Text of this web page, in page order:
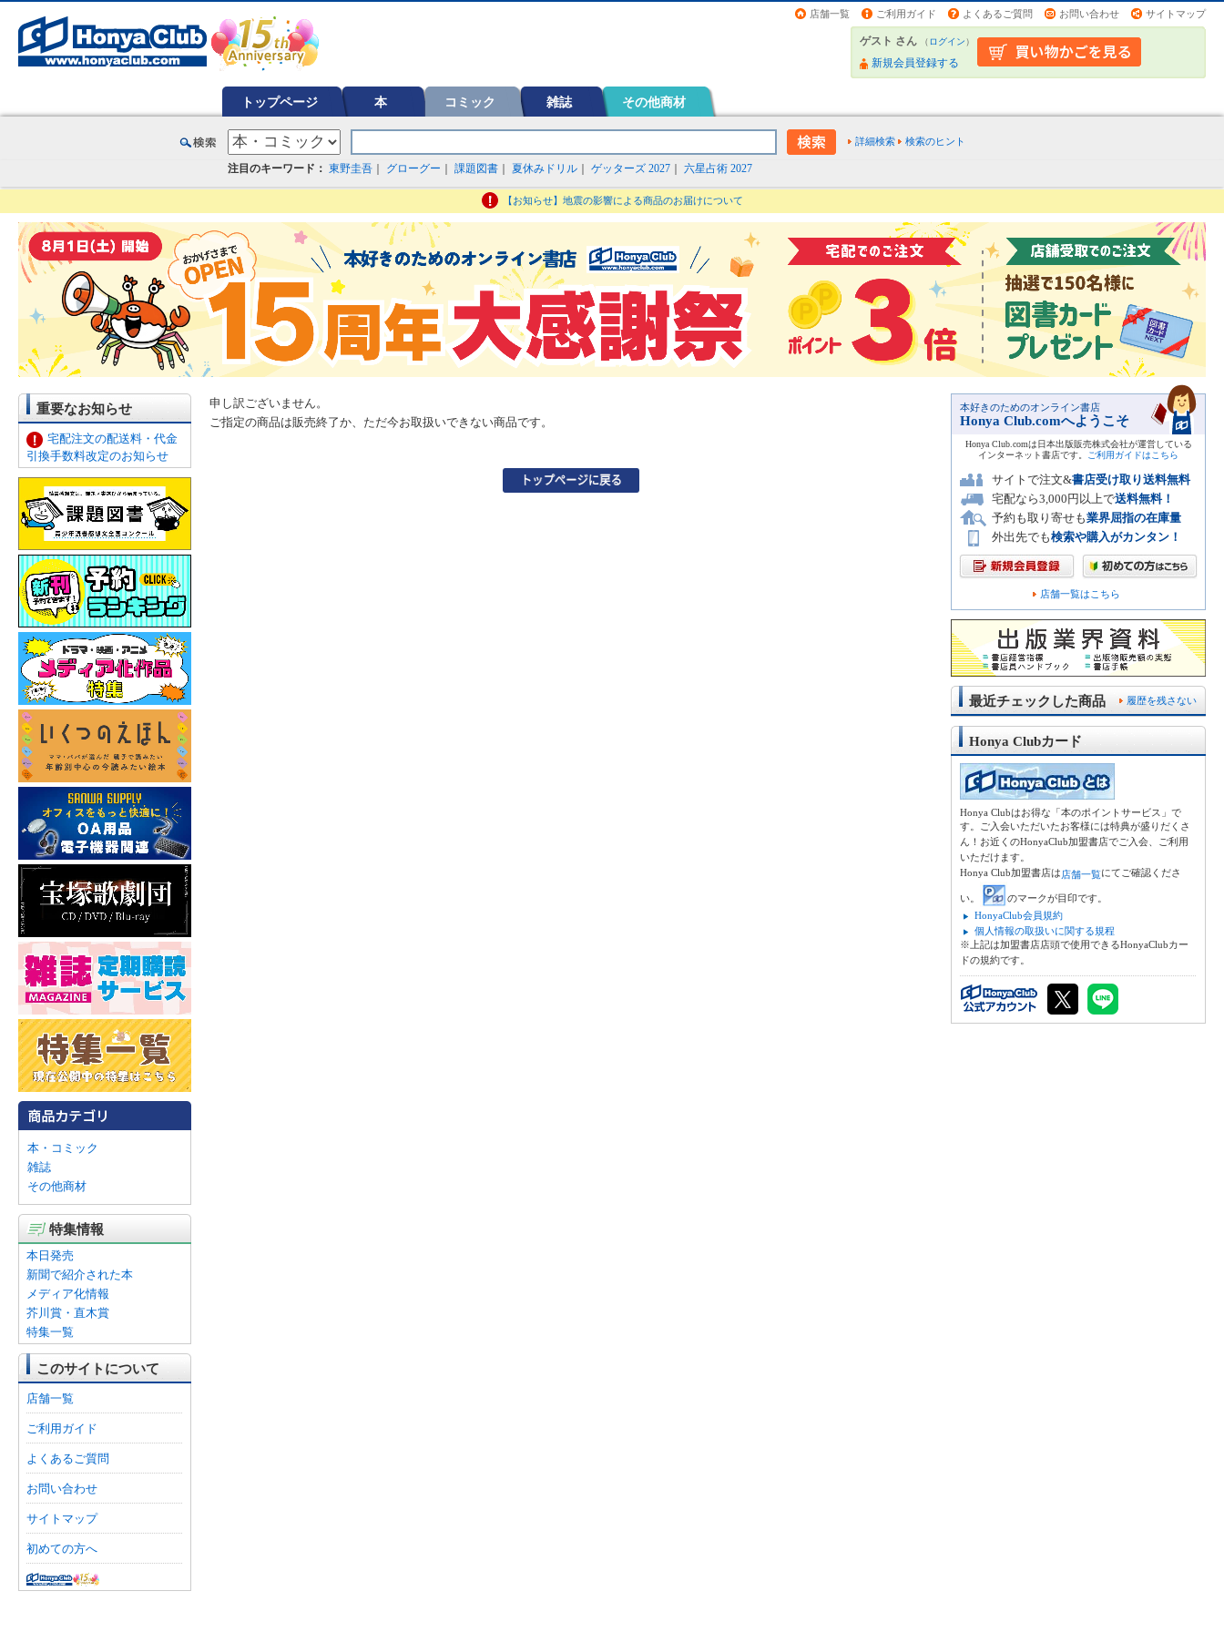
店舗一覧 ご利用ガイド よくあるご質問 お問い合わせ サイトマップ
ゲスト さん （ログイン）
新規会員登録する
トップページ 本 コミック 雑誌 その他商材
詳細検索 検索のヒント
注目のキーワード： 東野圭吾 グローグー 課題図書 夏休みドリル ゲッターズ 2027 六星占術 2027
【お知らせ】地震の影響による商品のお届けについて
重要なお知らせ
宅配注文の配送料・代金
引換手数料改定のお知らせ
本・コミック
雑誌
その他商材
特集情報
本日発売
新聞で紹介された本
メディア化情報
芥川賞・直木賞
特集一覧
このサイトについて
店舗一覧
ご利用ガイド
よくあるご質問
お問い合わせ
サイトマップ
初めての方へ
申し訳ございません。
ご指定の商品は販売終了か、ただ今お取扱いできない商品です。
本好きのためのオンライン書店
Honya Club.comへようこそ
Honya Club.comは日本出版販売株式会社が運営している
インターネット書店です。
ご利用ガイドはこちら
サイトで注文&書店受け取り送料無料
宅配なら3,000円以上で送料無料！
予約も取り寄せも業界屈指の在庫量
外出先でも検索や購入がカンタン！
店舗一覧はこちら
履歴を残さない
最近チェックした商品
Honya Clubカード
Honya Clubはお得な「本のポイントサービス」で
す。ご入会いただいたお客様には特典が盛りだくさ
ん！お近くのHonyaClub加盟書店でご入会、ご利用
いただけます。
Honya Club加盟書店は店舗一覧にてご確認くださ
い。
のマークが目印です。
HonyaClub会員規約
個人情報の取扱いに関する規程
※上記は加盟書店店頭で使用できるHonyaClubカー
ドの規約です。